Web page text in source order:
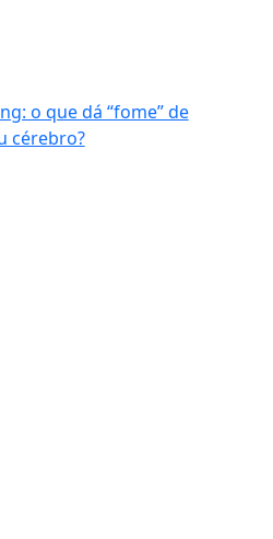
o que dá “fome” de
cérebro?